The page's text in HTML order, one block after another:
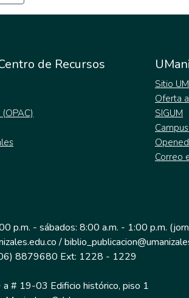
de Recursos
Sitio
Oferta
SIGUM
Opened
Correo
p.m. - sábados: 8:00 a.m. - 1:00 p.m.
/
8879680 Ext: 1228 - 1229
a # 19-03 Edificio histórico, piso 1